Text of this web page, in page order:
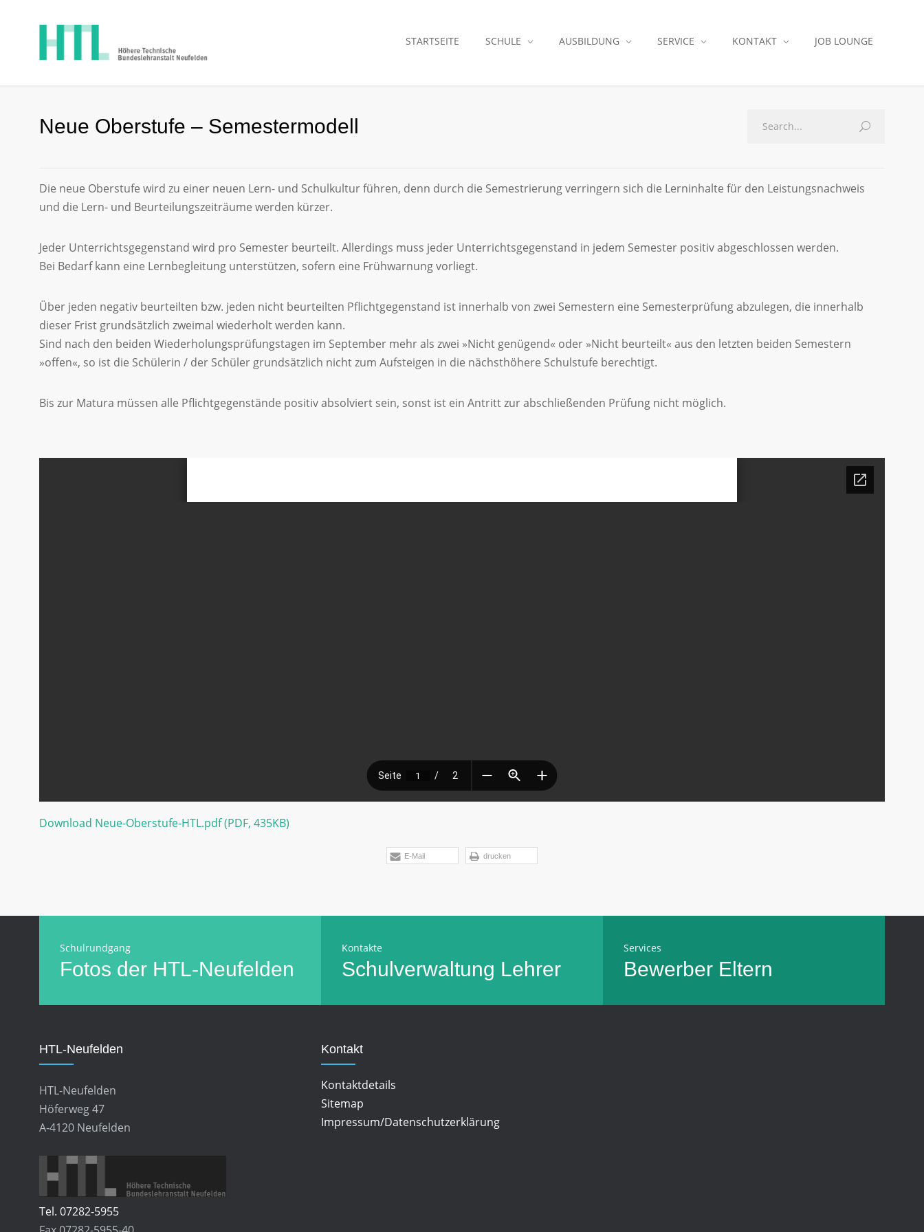
STARTSEITE SCHULE AUSBILDUNG SERVICE KONTAKT JOB LOUNGE
Neue Oberstufe – Semestermodell
Die neue Oberstufe wird zu einer neuen Lern- und Schulkultur führen, denn durch die Semestrierung verringern sich die Lerninhalte für den Leistungsnachweis
und die Lern- und Beurteilungszeiträume werden kürzer.
Jeder Unterrichtsgegenstand wird pro Semester beurteilt. Allerdings muss jeder Unterrichtsgegenstand in jedem Semester positiv abgeschlossen werden.
Bei Bedarf kann eine Lernbegleitung unterstützen, sofern eine Frühwarnung vorliegt.
Über jeden negativ beurteilten bzw. jeden nicht beurteilten Pflichtgegenstand ist innerhalb von zwei Semestern eine Semesterprüfung abzulegen, die innerhalb
dieser Frist grundsätzlich zweimal wiederholt werden kann.
Sind nach den beiden Wiederholungsprüfungstagen im September mehr als zwei »Nicht genügend« oder »Nicht beurteilt« aus den letzten beiden Semestern
»offen«, so ist die Schülerin / der Schüler grundsätzlich nicht zum Aufsteigen in die nächsthöhere Schulstufe berechtigt.
Bis zur Matura müssen alle Pflichtgegenstände positiv absolviert sein, sonst ist ein Antritt zur abschließenden Prüfung nicht möglich.
Download Neue-Oberstufe-HTL.pdf (PDF, 435KB)
E-Mail drucken
Schulrundgang
Fotos der HTL-Neufelden
Kontakte
Schulverwaltung Lehrer
Services
Bewerber Eltern
HTL-Neufelden
HTL-Neufelden
Höferweg 47
A-4120 Neufelden
Tel. 07282-5955
Kontakt
Kontaktdetails
Sitemap
Impressum/Datenschutzerklärung